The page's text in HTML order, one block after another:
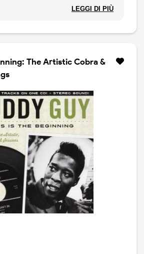
LEGGI DI PIÙ
The Artistic Cobra &